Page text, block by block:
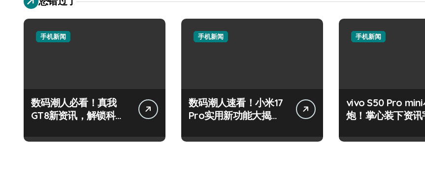
手机新闻
数码潮人必看！真我
GT8新资讯，解锁科技
手机新闻
数码潮人速看！小米17
Pro实用新功能大揭
手机新闻
vivo S50 Pro mini
炮！掌心装下资讯